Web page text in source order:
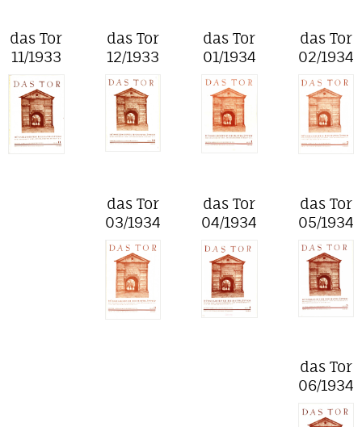
das Tor
11/1933
das Tor
12/1933
das Tor
01/1934
das Tor
02/1934
das Tor
03/1934
das Tor
04/1934
das Tor
05/1934
das Tor
06/1934